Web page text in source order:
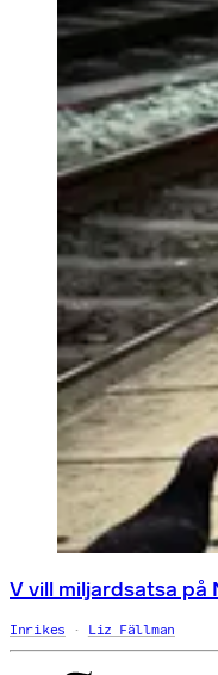
V vill miljardsatsa på
Inrikes Liz Fällman